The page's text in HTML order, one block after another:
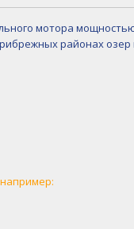
мотора
районах